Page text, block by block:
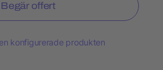
Begär offert
konfigurerade produkten